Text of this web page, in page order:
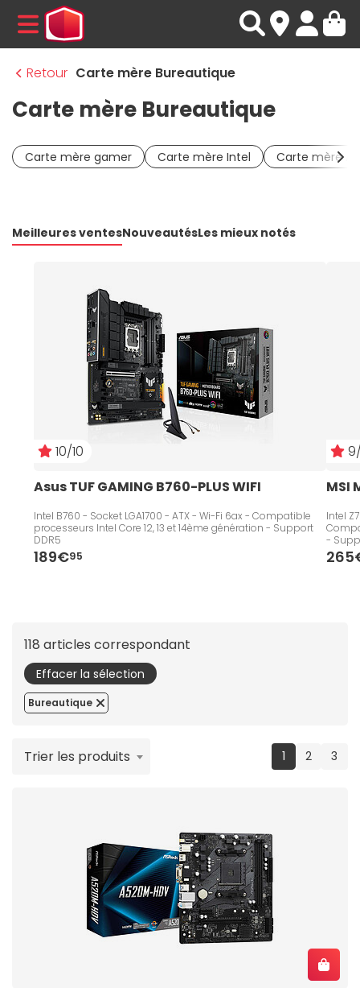
MENU
Retour Carte mère Bureautique
Carte mère Bureautique
Carte mère gamer Carte mère Intel Carte mère
Meilleures ventesNouveautésLes mieux notés
10/10
Asus TUF GAMING B760-PLUS WIFI
Intel B760 - Socket LGA1700 - ATX - Wi-Fi 6ax - Compatible
processeurs Intel Core 12, 13 et 14ème génération - Support
DDR5
189€95
MSI
Intel
-
118 articles correspondant
Effacer la sélection
Bureautique
1 (current)
2 3
Trier les produits